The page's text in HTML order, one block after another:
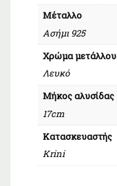
Μέταλλο
Ασήμι 925
Χρώμα μετάλλου
Λευκό
Μήκος αλυσίδας
17cm
Κατασκευαστής
Krini